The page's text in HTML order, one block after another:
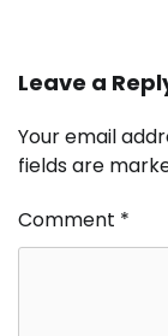
Leave a
Your email
fields are
Comment *